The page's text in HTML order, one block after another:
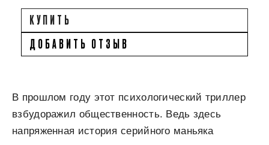
КУПИТЬ
ДОБАВИТЬ ОТЗЫВ
В прошлом году этот психологический триллер
взбудоражил общественность. Ведь здесь
напряженная история серийного маньяка